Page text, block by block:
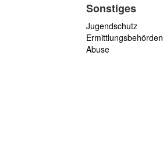
Sonstiges
Jugendschutz
Ermittlungsbehörden
Abuse